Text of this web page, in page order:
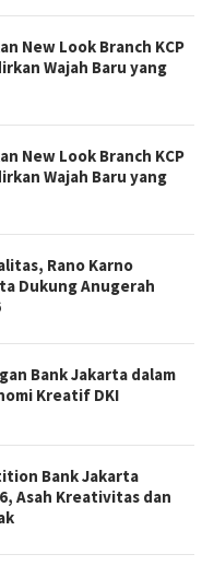
New Look Branch KCP
Wajah Baru yang
New Look Branch KCP
Wajah Baru yang
Rano Karno
Dukung Anugerah
Bank Jakarta dalam
Kreatif DKI
Bank Jakarta
Asah Kreativitas dan